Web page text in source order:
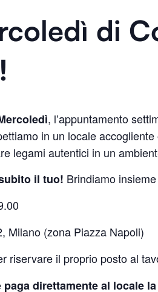
di
, l’appuntamento
in un locale accogliente
legami autentici in un
il tuo! Brindiamo
Milano (zona Piazza Napoli)
riservare il proprio posto al
direttamente al locale